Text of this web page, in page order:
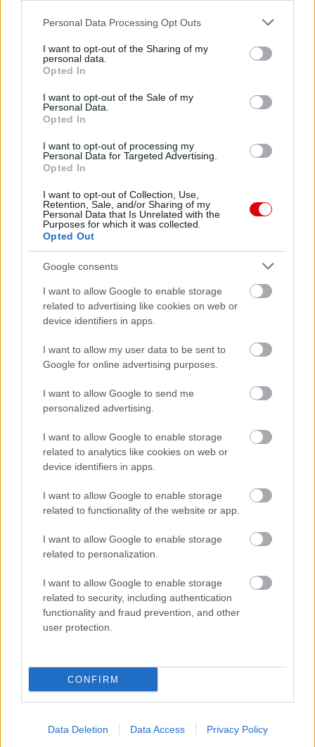
Please note that this website/app uses one or more Google
not limited to your visit or usage behaviour. You may click to
grant or deny consent to Google and its third-party tags to
use your data for below specified purposes in below Google
consent section.
Personal Data Processing Opt Outs
I want to opt-out of the Sharing of my
personal data.
Opted In
I want to opt-out of the Sale of my
Personal Data.
Opted In
I want to opt-out of processing my
Personal Data for Targeted Advertising.
Opted In
I want to opt-out of Collection, Use,
Retention, Sale, and/or Sharing of my
Personal Data that Is Unrelated with the
Purposes for which it was collected.
Opted Out
Google consents
I want to allow Google to enable storage
related to advertising like cookies on web or
device identifiers in apps.
I want to allow my user data to be sent to
Google for online advertising purposes.
I want to allow Google to send me
personalized advertising.
I want to allow Google to enable storage
related to analytics like cookies on web or
device identifiers in apps.
I want to allow Google to enable storage
related to functionality of the website or app.
I want to allow Google to enable storage
related to personalization.
I want to allow Google to enable storage
related to security, including authentication
functionality and fraud prevention, and other
user protection.
CONFIRM
Data Deletion Data Access Privacy Policy
Meccs Center
Leeds United
United
Felkészülési szezon 5. mérkőzés
2026-08-12 20:30
2 nap 13 óra 23 perc 22 másodperc
AC MilanvsManchester United
ELŐZŐ MÉRKŐZÉSEK
Támogatás
Támogasd adományoddal
a ManUtdFanatics.hu működését!